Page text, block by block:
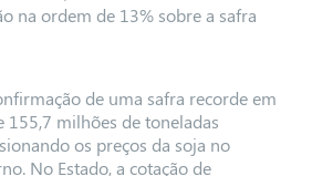
na ordem de 13% sobre a safra
de uma safra recorde em
155,7 milhões de toneladas
os preços da soja no
No Estado, a cotação de